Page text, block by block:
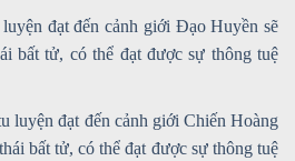
đạt đến cảnh giới Đạo Huyền sẽ
bất tử, có thể đạt được sự thông tuệ
luyện đạt đến cảnh giới Chiến Hoàng
bất tử, có thể đạt được sự thông tuệ